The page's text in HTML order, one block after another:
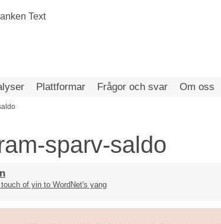
Plattformar Frågor och svar Om oss
sparv-saldo
of yin to WordNet's yang